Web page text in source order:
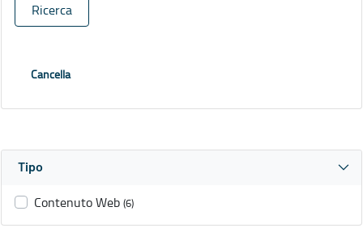
Ricerca
Cancella
Tipo
Contenuto Web (6)